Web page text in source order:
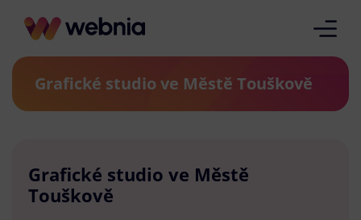
Grafické studio ve Městě Touškově
Grafické studio ve Městě
Touškově